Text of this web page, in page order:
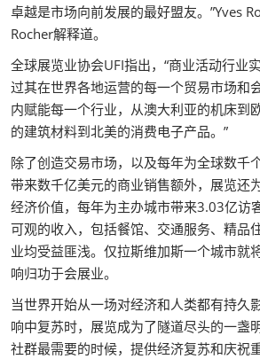
卓越是市场向前发展的最好盟友。”Yves
Rocher解释道。
全球展览业协会UFI指出，“商业活动行业
过其在世界各地运营的每一个贸易市场和
内赋能每一个行业，从澳大利亚的机床到
的建筑材料到北美的消费电子产品。”
除了创造交易市场，以及每年为全球数千
带来数千亿美元的商业销售额外，展览还
经济价值，每年为主办城市带来3.03亿访
可观的收入，包括餐馆、交通服务、精品
业均受益匪浅。仅拉斯维加斯一个城市就
响归功于会展业。
当世界开始从一场对经济和人类都有持久
响中复苏时，展览成为了隧道尽头的一
社群最需要的时候，提供经济复苏和庆祝